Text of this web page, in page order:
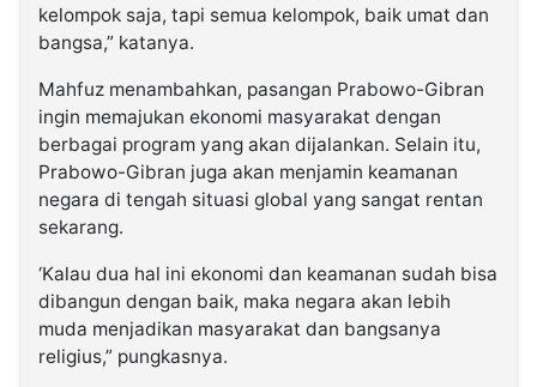
kelompok saja, tapi semua kelompok, baik umat dan
bangsa,” katanya.
Mahfuz menambahkan, pasangan Prabowo-Gibran
ingin memajukan ekonomi masyarakat dengan
berbagai program yang akan dijalankan. Selain itu,
Prabowo-Gibran juga akan menjamin keamanan
negara di tengah situasi global yang sangat rentan
sekarang.
‘Kalau dua hal ini ekonomi dan keamanan sudah bisa
dibangun dengan baik, maka negara akan lebih
muda menjadikan masyarakat dan bangsanya
religius,” pungkasnya.